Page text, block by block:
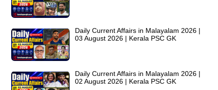
Daily Current Affairs in Malayalam 2026 |
03 August 2026 | Kerala PSC GK
Daily Current Affairs in Malayalam 2026 |
02 August 2026 | Kerala PSC GK